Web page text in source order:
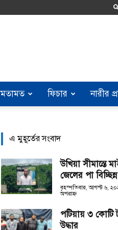
মতামত ফিচার নারীর
এ মুহূর্তের সংবাদ
উখিয়া সীমান্তে
জেলের পা বিচ্ছিন্ন
বৃহস্পতিবার, আগস্ট ৬,
অপরাহ্ণ
পটিয়ায় ৩ কোটি
উদ্ধার